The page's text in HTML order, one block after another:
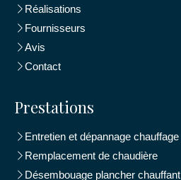
Réalisations
Fournisseurs
Avis
Contact
Prestations
Entretien et dépannage chauffage
Remplacement de chaudière
Désembouage plancher chauffant